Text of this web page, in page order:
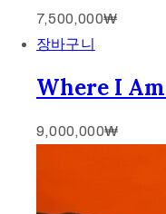
7,500,000₩
장바구니
Where I
9,000,000₩